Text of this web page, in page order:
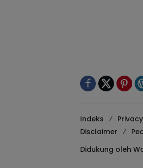
Indeks
Disclaimer
Didukung oleh